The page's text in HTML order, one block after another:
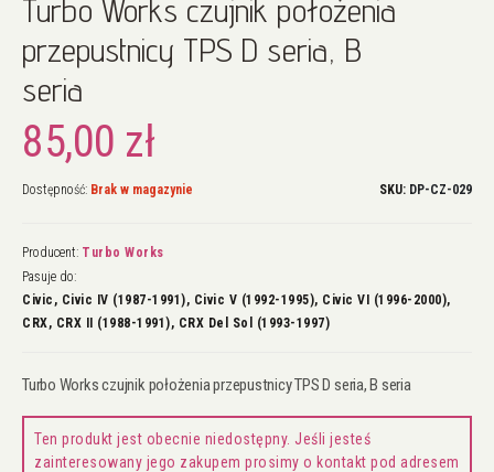
początek
galerii
Turbo Works czujnik położenia
przepustnicy TPS D seria, B
seria
85,00 zł
Dostępność: Brak w magazynie SKU DP-CZ-029
Producent: Turbo Works
Pasuje do:
Civic, Civic IV (1987-1991), Civic V (1992-1995), Civic VI (1996-2000),
CRX, CRX II (1988-1991), CRX Del Sol (1993-1997)
Turbo Works czujnik położenia przepustnicy TPS D seria, B seria
Ten produkt jest obecnie niedostępny. Jeśli jesteś
zainteresowany jego zakupem prosimy o kontakt pod adresem